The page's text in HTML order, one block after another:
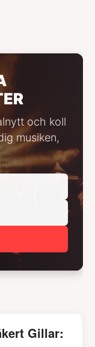
och koll
musiken,
Gillar: